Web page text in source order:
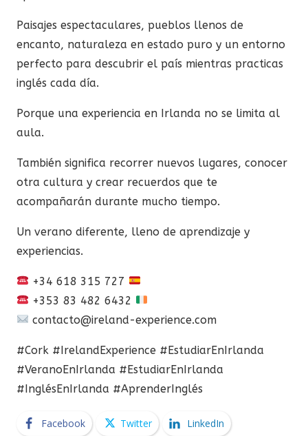
Paisajes espectaculares, pueblos llenos de
encanto, naturaleza en estado puro y un entorno
perfecto para descubrir el país mientras practicas
inglés cada día.
Porque una experiencia en Irlanda no se limita al
aula.
También significa recorrer nuevos lugares, conocer
otra cultura y crear recuerdos que te
acompañarán durante mucho tiempo.
Un verano diferente, lleno de aprendizaje y
experiencias.
+34 618 315 727
+353 83 482 6432
contacto@ireland-experience.com
#Cork #IrelandExperience #EstudiarEnIrlanda
#VeranoEnIrlanda #EstudiarEnIrlanda
#InglésEnIrlanda #AprenderInglés
Facebook Twitter LinkedIn